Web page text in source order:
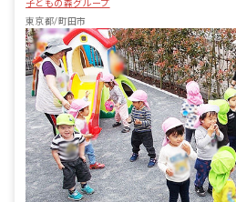
子どもの森グループ
東京都/町田市